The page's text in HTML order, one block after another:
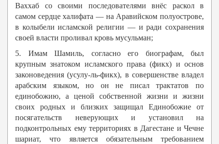
Ваххаб со своими последователями внёс раскол в
самом сердце халифата — на Аравийском полуострове,
в колыбели исламской религии — и ради сохранения
своей власти проливал кровь мусульман;
5. Имам Шамиль, согласно его биографам, был
крупным знатоком исламского права (фикх) и основ
законоведения (усулу-ль-фикх), в совершенстве владел
арабским языком, но он не писал трактатов по
единобожию, а ценой собственной жизни и жизни
своих родных и близких защищал Единобожие от
посягательств неверующих и установил на
подконтрольных ему территориях в Дагестане и Чечне
шариат, что является обязательным требованием